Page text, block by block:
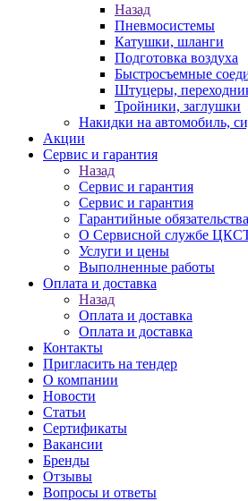
Назад
Пневмосистемы
Катушки, шланги
Подготовка воздуха
Быстросъемные
Штуцеры,
Тройники, заглушки
Накидки на автомобиль,
Акции
Сервис и гарантия
Назад
Сервис и гарантия
Сервис и гарантия
Гарантийные обязательства
О Сервисной службе
Услуги и цены
Выполненные работы
Оплата и доставка
Назад
Оплата и доставка
Оплата и доставка
Контакты
Пригласить на тендер
О компании
Новости
Статьи
Сертификаты
Вакансии
Бренды
Отзывы
Вопросы и ответы